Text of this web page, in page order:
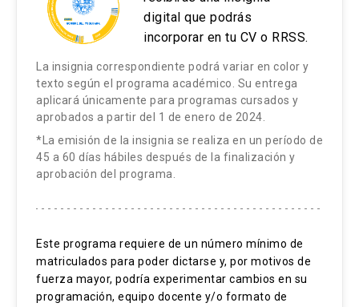
Estereotipos y expectativas.
digital que podrás
incorporar en tu CV o RRSS.
La insignia correspondiente podrá variar en color y
texto según el programa académico. Su entrega
aplicará únicamente para programas cursados y
aprobados a partir del 1 de enero de 2024.
*La emisión de la insignia se realiza en un período de
45 a 60 días hábiles después de la finalización y
aprobación del programa.
Este programa requiere de un número mínimo de
matriculados para poder dictarse y, por motivos de
fuerza mayor, podría experimentar cambios en su
programación, equipo docente y/o formato de